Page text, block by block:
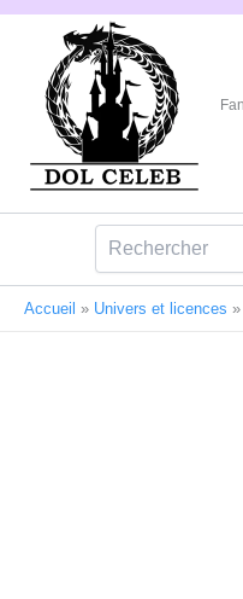
Aller
Accueil » Univers et licences »